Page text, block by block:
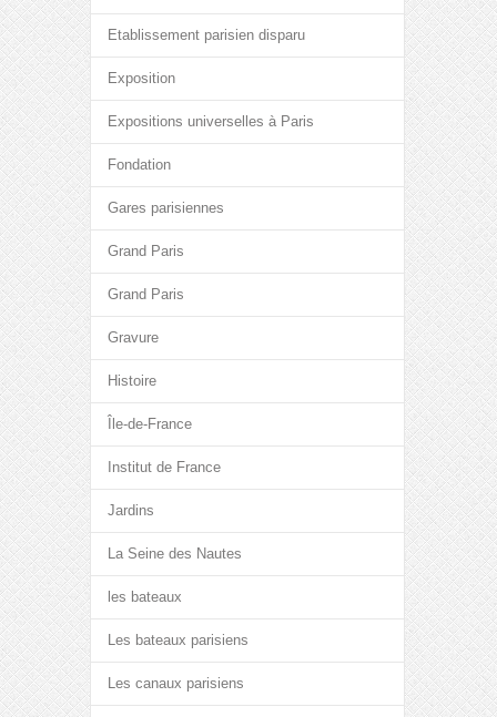
Etablissement parisien disparu
Exposition
Expositions universelles à Paris
Fondation
Gares parisiennes
Grand Paris
Grand Paris
Gravure
Histoire
Île-de-France
Institut de France
Jardins
La Seine des Nautes
les bateaux
Les bateaux parisiens
Les canaux parisiens